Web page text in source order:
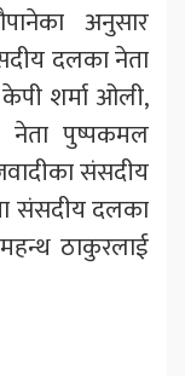
अनुसार
दलका नेता
शर्मा ओली,
नेता पुष्पकमल
संसदीय
संसदीय दलका
ठाकुरलाई